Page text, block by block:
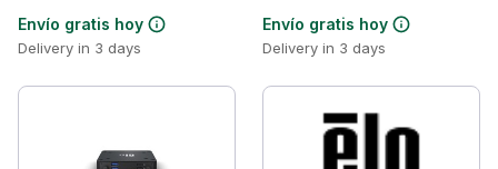
Envío gratis hoy
Delivery in 3 days
Envío gratis hoy
Delivery in 3 days